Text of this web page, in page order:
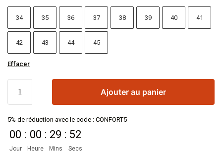
34 35 36 37 38 39 40 41
42 43 44 45
Effacer
Ajouter au panier
5% de réduction avec le code : CONFORT5
00
Jour
: 00
Heure
: 29
Mins
: 52
Secs